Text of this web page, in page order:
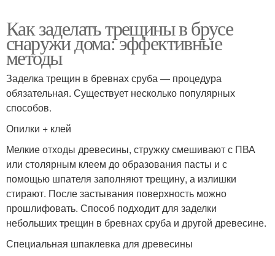
Как заделать трещины в брусе
снаружи дома: эффективные
методы
Заделка трещин в бревнах сруба — процедура
обязательная. Существует несколько популярных
способов.
Опилки + клей
Мелкие отходы древесины, стружку смешивают с ПВА
или столярным клеем до образования пасты и с
помощью шпателя заполняют трещину, а излишки
стирают. После застывания поверхность можно
прошлифовать. Способ подходит для заделки
небольших трещин в бревнах сруба и другой древесине.
Специальная шпаклевка для древесины